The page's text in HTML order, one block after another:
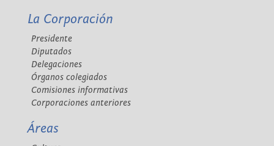
La Corporación
Presidente
Diputados
Delegaciones
Órganos colegiados
Comisiones informativas
Corporaciones anteriores
Áreas